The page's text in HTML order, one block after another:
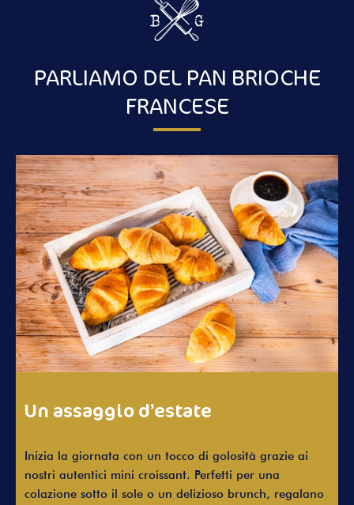
PARLIAMO DEL PAN BRIOCHE
FRANCESE
Un assaggio d’estate
Inizia la giornata con un tocco di golosità grazie ai
nostri autentici mini croissant. Perfetti per una
colazione sotto il sole o un delizioso brunch, regalano